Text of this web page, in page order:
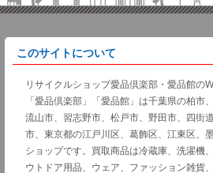
このサイトについて
リサイクルショップ愛品倶楽部・愛品館の
「愛品倶楽部」「愛品館」は千葉県の柏市
流山市、習志野市、松戸市、野田市、四街
市、東京都の江戸川区、葛飾区、江東区、
ショップです。買取商品は冷蔵庫、洗濯機
ウトドア用品、ウェア、ファッション雑貨